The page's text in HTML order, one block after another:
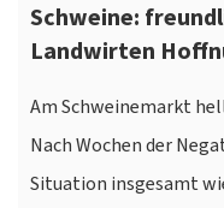
Schweine:
Landwirten
Am Schweinemarkt
Nach Wochen der
Situation insgesamt